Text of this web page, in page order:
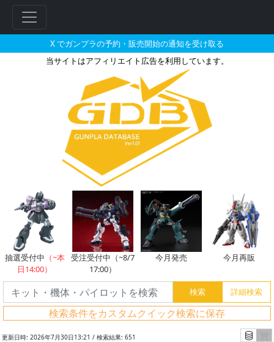
X でガンプラの予約・販売開始の通知を受け取る
当サイトはアフィリエイト広告を利用しています。
ビルダーズパーツHD 1/144 MS
抽選受付中 （~本
日14:00）
受注受付中（~8/7
17:00）
今月発売 今月再販
検索条件をカスタムクイック検索に保存
更新日時: 2026年7月30日13:21 / 検索結果: 651